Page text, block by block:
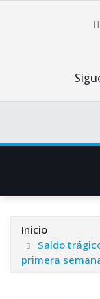
Inicio
Saldo
primera